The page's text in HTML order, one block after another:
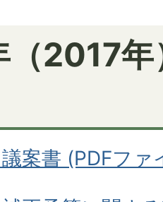
2017年
案書 (PDFファ